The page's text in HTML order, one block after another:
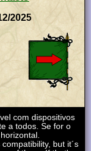
2025
com dispositivos
a todos. Se for o
but it´s